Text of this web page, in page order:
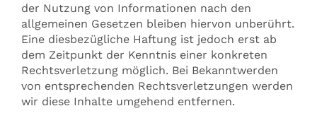
der Nutzung von Informationen nach den
allgemeinen Gesetzen bleiben hiervon unberührt.
Eine diesbezügliche Haftung ist jedoch erst ab
dem Zeitpunkt der Kenntnis einer konkreten
Rechtsverletzung möglich. Bei Bekanntwerden
von entsprechenden Rechtsverletzungen werden
wir diese Inhalte umgehend entfernen.